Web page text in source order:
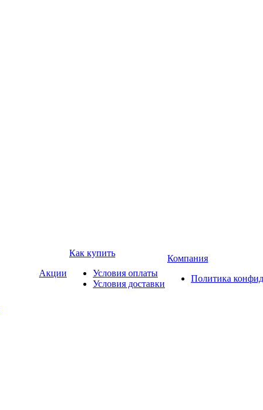
Акции
Как купить
Условия оплаты
Условия доставки
Компания
Политика